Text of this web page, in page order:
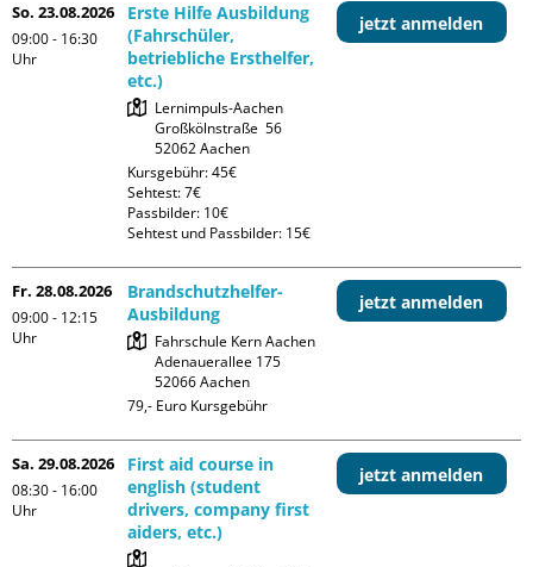
So. 23.08.2026
09:00 - 16:30
Uhr
Erste Hilfe Ausbildung
(Fahrschüler,
betriebliche Ersthelfer,
etc.)
Lernimpuls-Aachen
Großkölnstraße  56
Kursgebühr: 45€
Sehtest: 7€
Passbilder: 10€
Sehtest und Passbilder: 15€
jetzt anmelden
Fr. 28.08.2026
09:00 - 12:15
Uhr
Brandschutzhelfer-
Ausbildung
Fahrschule Kern Aachen
Adenauerallee 175
79,- Euro Kursgebühr
jetzt anmelden
Sa. 29.08.2026
08:30 - 16:00
Uhr
First aid course in
english (student
drivers, company first
aiders, etc.)
jetzt anmelden